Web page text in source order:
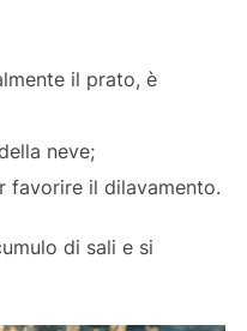
il prato, è
neve;
favorire il dilavamento.
di sali e si